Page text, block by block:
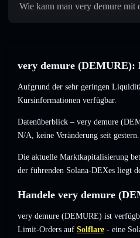
Wie kann man very demure mit
very demure (DEMURE):
Aufgrund der sehr geringen
Kursinformationen verfügbar.
Datenüberblick – very demure
N/A, keine Veränderung seit gestern.
Die aktuelle Marktkapitalisierung
der führenden Solana-DEXes liegt
Handele very demure
very demure (DEMURE) ist
Limit-Orders auf Solflare - eine